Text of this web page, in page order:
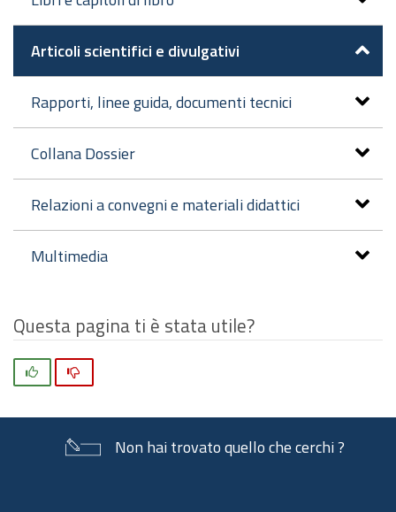
Articoli scientifici e divulgativi
Rapporti, linee guida, documenti tecnici
Collana Dossier
Relazioni a convegni e materiali didattici
Multimedia
Questa pagina ti è stata utile?
Non hai trovato quello che cerchi ?